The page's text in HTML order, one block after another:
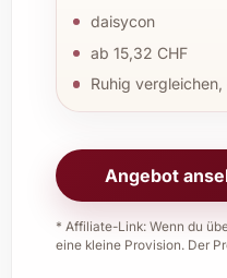
daisycon
ab 15,32 CHF
Ruhig
Angebot
* Affiliate-Link: Wenn du
eine kleine Provision. Der